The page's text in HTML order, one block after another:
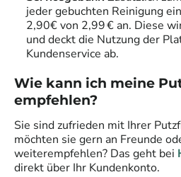
jeder gebuchten Reinigung
2,90€ von 2,99 € an. Diese
und deckt die Nutzung der
Kundenservice ab.
Wie kann ich meine
empfehlen?
Sie sind zufrieden mit Ihrer
möchten sie gern an Freunde
weiterempfehlen? Das geht bei
direkt über Ihr Kundenkonto.